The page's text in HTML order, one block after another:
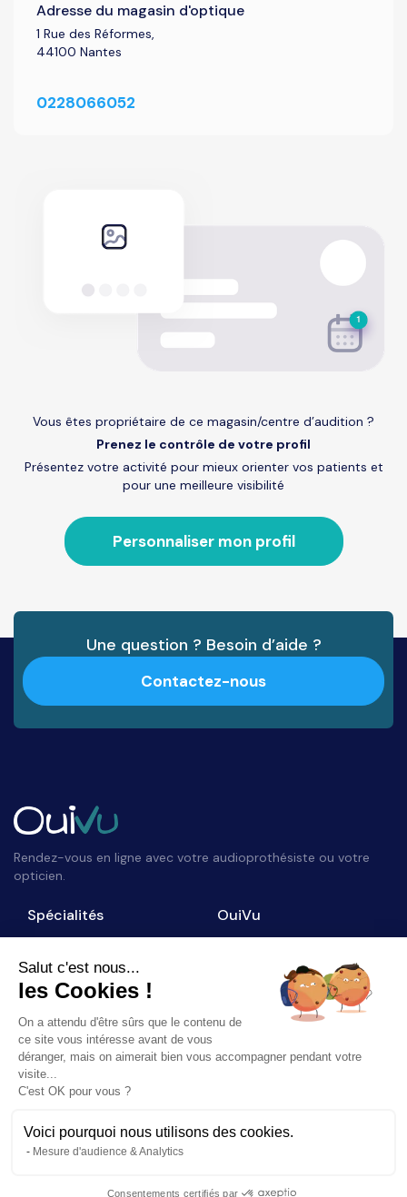
Adresse du magasin d'optique
1 Rue des Réformes,
44100 Nantes
0228066052
Vous êtes propriétaire de ce magasin/centre d’audition ?
Prenez le contrôle de votre profil
Présentez votre activité pour mieux orienter vos patients et
pour une meilleure visibilité
Personnaliser mon profil
Une question ? Besoin d’aide ?
Contactez-nous
Rendez-vous en ligne avec votre audioprothésiste ou votre
opticien.
Spécialités
Opticiens
Audioprothésistes
OuiVu
Qui sommes-nous ?
Nous contacter
Accès professionnel
Suivez-nous
©2026OuiVu. Tous droits réservés
Salut c'est nous...
les Cookies !
On a attendu d'être sûrs que le contenu de
ce site vous intéresse avant de vous
déranger, mais on aimerait bien vous accompagner pendant votre
visite...
C'est OK pour vous ?
Voici pourquoi nous utilisons des cookies.
Mesure d'audience & Analytics
Consentements certifiés par